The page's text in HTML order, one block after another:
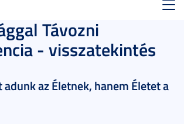
Távozni
- visszatekintés
adunk az Életnek, hanem Életet a